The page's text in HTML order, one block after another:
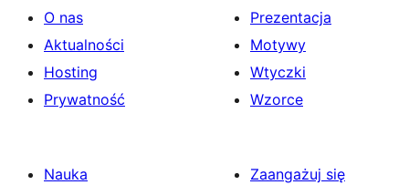
O nas
Aktualności
Hosting
Prywatność
Prezentacja
Motywy
Wtyczki
Wzorce
Nauka
Zaangażuj się